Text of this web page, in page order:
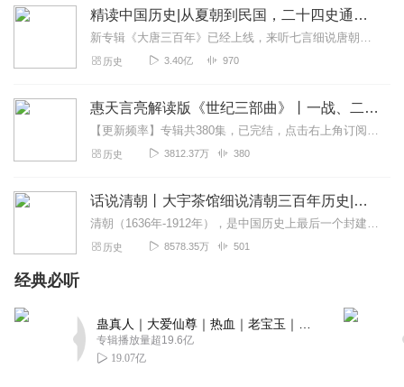
丹寳可爱
一直喜欢盗墓的小说，看见这个专辑，我就惊艳了！因为这
的细节，从出土的文物中，我们可以细致的观看文物的珍
大宝二宝爱阅读
有了可以听的考古节目了，第一时间点赞、关注加评论，希
望能跟着老师触摸到历史的真实一面✌✌
偏爱小眼睛
精读中国历史|从夏朝到民国，二十四史通史解析，中华上下五千年
新专辑《大唐三百年》已经上线，来听七言细说唐朝三百年历史吧。点击即可跳转收听。【精读中国历史】立足正史，现代阐释。溯本清源，守正创新。比小说还精彩的正说中国历...
历史 3.40亿 970
惠天言亮解读版《世纪三部曲》丨一战、二战、冷战
【更新频率】专辑共380集，已完结，点击右上角订阅按钮，VIP免费听！【社群福利】2024熊猫君听书社群全新升级，欢迎熊猫君的粉丝听友们入群交流，更多新鲜玩法和...
历史 3812.37万 380
话说清朝丨大宇茶馆细说清朝三百年历史|从努尔哈赤到末代皇帝溥仪|康熙雍正乾隆
清朝（1636年-1912年），是中国历史上最后一个封建王朝，共传十二帝，统治者为爱新觉罗氏。从努尔哈赤建立后金起，总计296年。从皇太极改国号为清起，国祚27...
历史 8578.35万 501
经典必听
专辑播放量超19.6亿
19.07亿